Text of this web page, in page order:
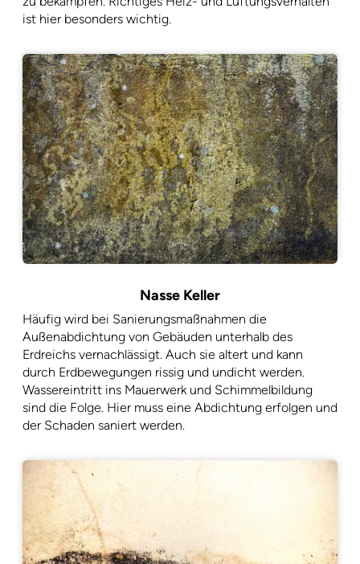
ist hier besonders wichtig.
Nasse Keller
Häufig wird bei Sanierungsmaßnahmen die
Außenabdichtung von Gebäuden unterhalb des
Erdreichs vernachlässigt. Auch sie altert und kann
durch Erdbewegungen rissig und undicht werden.
Wassereintritt ins Mauerwerk und Schimmelbildung
sind die Folge. Hier muss eine Abdichtung erfolgen und
der Schaden saniert werden.